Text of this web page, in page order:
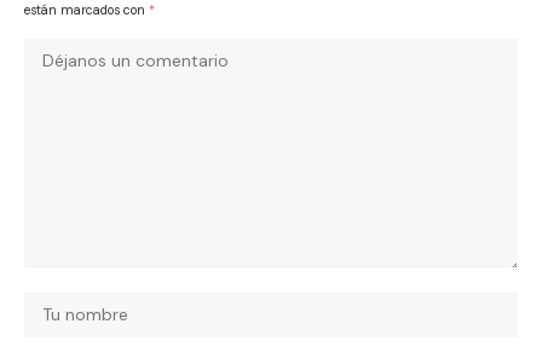
están marcados con *